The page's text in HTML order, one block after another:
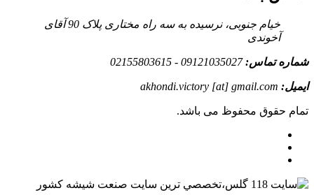
خیام جنوبی، نرسیده به سه راه مختاری پلاک 90 آقای
آخوندی
شماره تماس:09121035027 - 02155803615
ایمیل: akhondi.victory [at] gmail.com
تمام حقوق محفوظ می باشد.